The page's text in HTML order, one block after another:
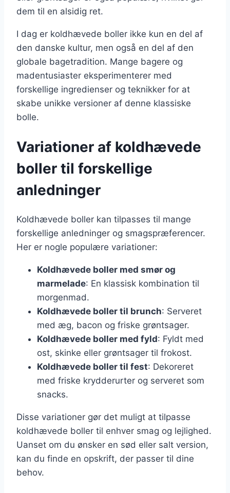
dem til en alsidig ret.
I dag er koldhævede boller ikke kun en del af
den danske kultur, men også en del af den
globale bagetradition. Mange bagere og
madentusiaster eksperimenterer med
forskellige ingredienser og teknikker for at
skabe unikke versioner af denne klassiske
bolle.
Variationer af koldhævede
boller til forskellige
anledninger
Koldhævede boller kan tilpasses til mange
forskellige anledninger og smagspræferencer.
Her er nogle populære variationer:
Koldhævede boller med smør og
marmelade: En klassisk kombination til
morgenmad.
Koldhævede boller til brunch: Serveret
med æg, bacon og friske grøntsager.
Koldhævede boller med fyld: Fyldt med
ost, skinke eller grøntsager til frokost.
Koldhævede boller til fest: Dekoreret
med friske krydderurter og serveret som
snacks.
Disse variationer gør det muligt at tilpasse
koldhævede boller til enhver smag og lejlighed.
Uanset om du ønsker en sød eller salt version,
kan du finde en opskrift, der passer til dine
behov.